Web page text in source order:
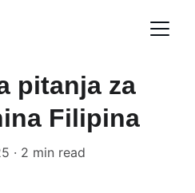
pitanja za
Filipina
2 min read